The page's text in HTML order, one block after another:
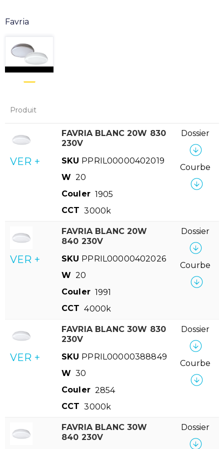
Favria
Produit
VER +
FAVRIA BLANC 20W 830
230V
SKU PPRIL00000402019
W 20
Couler 1905
CCT 3000k
Dossier
Courbe
VER +
FAVRIA BLANC 20W
840 230V
SKU PPRIL00000402026
W 20
Couler 1991
CCT 4000k
Dossier
Courbe
VER +
FAVRIA BLANC 30W 830
230V
SKU PPRIL00000388849
W 30
Couler 2854
CCT 3000k
Dossier
Courbe
FAVRIA BLANC 30W
840 230V
Dossier